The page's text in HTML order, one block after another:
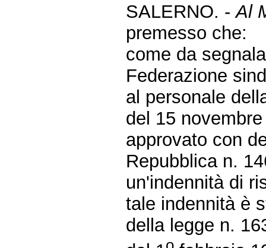
SALERNO. -Al
premesso che:
come da
Federazione
al personale
del 15
approvato con
Repubblica n.
un'indennità di
tale indennità è
della legge n.